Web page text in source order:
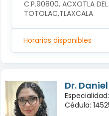
C.P.90800, ACXOTLA DEL
TOTOLAC,TLAXCALA
Horarios disponibles
Dr.
Cédula: